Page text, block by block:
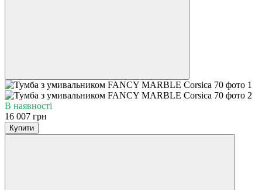
В наявності
16 007 грн
Купити